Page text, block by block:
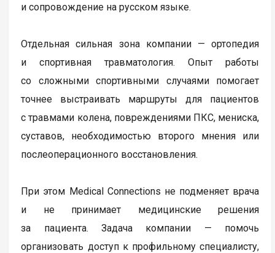
и сопровождение на русском языке.
Отдельная сильная зона компании — ортопедия
и спортивная травматология. Опыт работы
со сложными спортивными случаями помогает
точнее выстраивать маршруты для пациентов
с травмами колена, повреждениями ПКС, мениска,
суставов, необходимостью второго мнения или
послеоперационного восстановления.
При этом Medical Connections не подменяет врача
и не принимает медицинские решения
за пациента. Задача компании — помочь
организовать доступ к профильному специалисту,